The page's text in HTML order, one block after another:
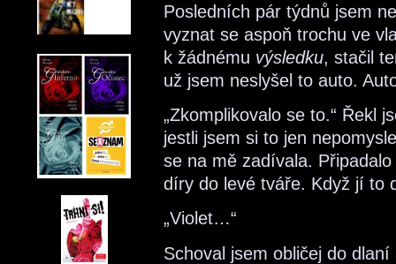
Posledních pár týdnů jsem
vyznat se aspoň trochu ve
k žádnému výsledku, stačil
už jsem neslyšel to auto.
„Zkomplikovalo se to.“ Řekl
jestli jsem si to jen
se na mě zadívala.
díry do levé tváře. Když jí to
„Violet…“
Schoval jsem obličej do